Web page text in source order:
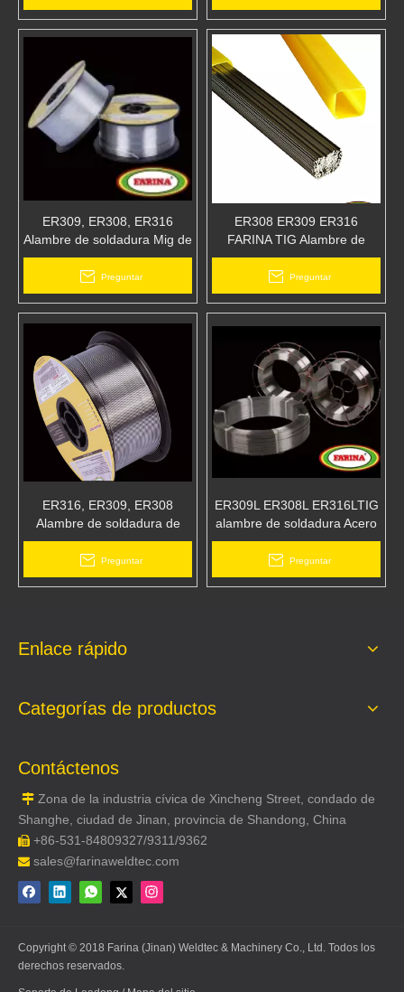
ER309, ER308, ER316
Alambre de soldadura Mig de
acero inoxidable Alambre 1kg
/ carrete
Preguntar
ER308 ER309 ER316
FARINA TIG Alambre de
soldadura de acero
inoxidable
Preguntar
ER316, ER309, ER308
Alambre de soldadura de
acero inoxidable Mig 1kg 5kg
15kg
Preguntar
ER309L ER308L ER316LTIG
alambre de soldadura Acero
inoxidable Alambre de
soldadura
Preguntar
Enlace rápido
Categorías de productos
Contáctenos
 Zona de la industria cívica de Xincheng Street, condado de
Shanghe, ciudad de Jinan, provincia de Shandong, China
 +86-531-84809327/9311/9362
 sales@farinaweldtec.com
Copyright © 2018 Farina (Jinan) Weldtec & Machinery Co., Ltd. Todos los
derechos reservados.